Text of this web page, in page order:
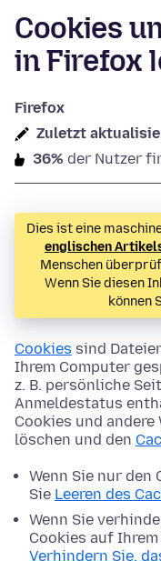
Cookies
in Firefox
Firefox
Zuletzt
36% der Nutzer
Dies ist eine
englischen
Menschen
Wenn Sie diesen
können
Cookies sind
Ihrem Computer
z. B. persönliche
Anmeldestatus
Cookies und
löschen und den
Wenn Sie nur den
Sie Leeren des
Wenn Sie
Cookies auf
Verhindern Sie,